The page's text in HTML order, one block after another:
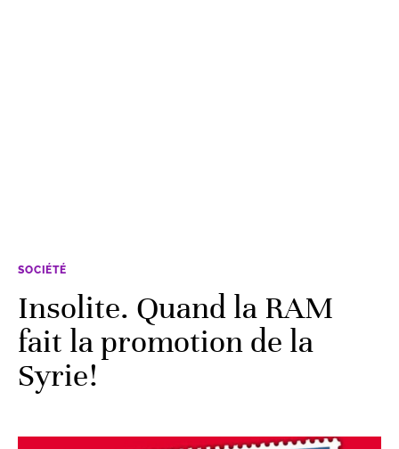
SOCIÉTÉ
Insolite. Quand la RAM
fait la promotion de la
Syrie!